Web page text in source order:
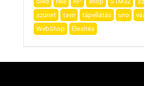
szünet
tavir tápellátás uno
WebShop
Élesítés